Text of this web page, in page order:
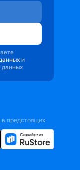
и
данных
предстоящих